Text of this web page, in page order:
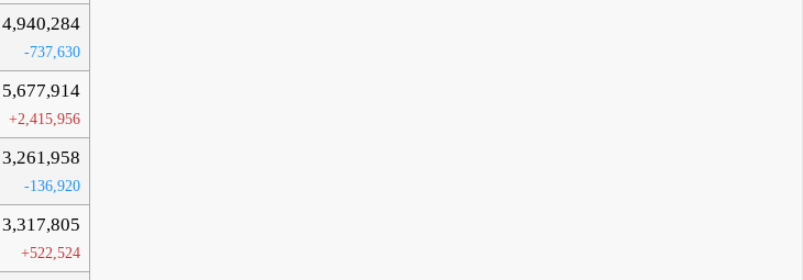
4,940,284
-737,630
5,677,914
+2,415,956
3,261,958
-136,920
3,317,805
+522,524